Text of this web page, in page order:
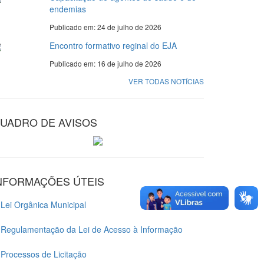
endemias
Publicado em: 24 de julho de 2026
Encontro formativo reginal do EJA
Publicado em: 16 de julho de 2026
VER TODAS NOTÍCIAS
DE AVISOS
ÚTEIS
Lei Orgânica Municipal
Regulamentação da Lei de Acesso à Informação
Processos de Licitação